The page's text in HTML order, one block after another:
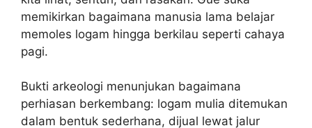
memikirkan bagaimana manusia lama belajar
memoles logam hingga berkilau seperti cahaya
pagi.
Bukti arkeologi menunjukan bagaimana
perhiasan berkembang: logam mulia ditemukan
dalam bentuk sederhana, dijual lewat jalur